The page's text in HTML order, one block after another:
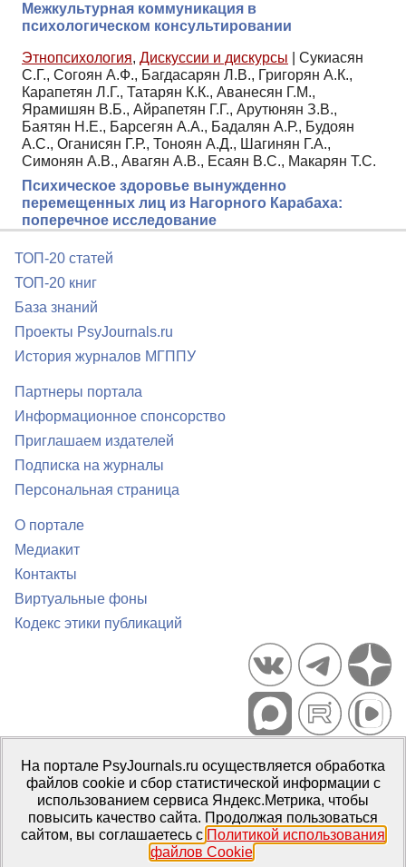
Межкультурная коммуникация в
психологическом консультировании
Этнопсихология, Дискуссии и дискурсы
Сукиасян
С.Г., Согоян А.Ф., Багдасарян Л.В., Григорян А.К.,
Карапетян Л.Г., Татарян К.К., Аванесян Г.М.,
Ярамишян В.Б., Айрапетян Г.Г., Арутюнян З.В.,
Баятян Н.Е., Барсегян А.А., Бадалян А.Р., Будоян
А.С., Оганисян Г.Р., Тоноян А.Д., Шагинян Г.А.,
Симонян А.В., Авагян А.В., Есаян В.С., Макарян Т.С.
Психическое здоровье вынужденно
перемещенных лиц из Нагорного Карабаха:
поперечное исследование
ТОП-20 статей
ТОП-20 книг
База знаний
Проекты PsyJournals.ru
История журналов МГППУ
Партнеры портала
Информационное спонсорство
Приглашаем издателей
Подписка на журналы
Персональная страница
О портале
Медиакит
Контакты
Виртуальные фоны
Кодекс этики публикаций
Портал психологических изданий PsyJournals.ru, 2007–2026
Правила использования материалов
Свидетельство регистрации СМИЭл № ФС77-66447 от 14 июля
2016 г.
Издатель: ФГБОУ ВО МГППУ
На портале PsyJournals.ru осуществляется обработка
файлов cookie и сбор статистической информации с
использованием сервиса Яндекс.Метрика, чтобы
повысить качество сайта. Продолжая пользоваться
сайтом, вы соглашаетесь с Политикой использования
файлов Cookie.